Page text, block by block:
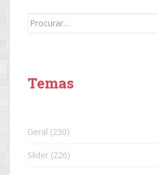
Search
Temas
Geral (230)
Slider (226)